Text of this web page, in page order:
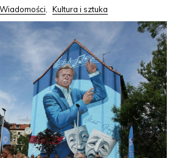
Wiadomości, Kultura i sztuka